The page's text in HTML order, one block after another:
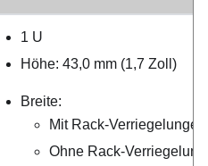
1 U
Höhe: 43,0 mm (1,7 Zoll)
Breite:
Mit Rack-
Ohne Rack-